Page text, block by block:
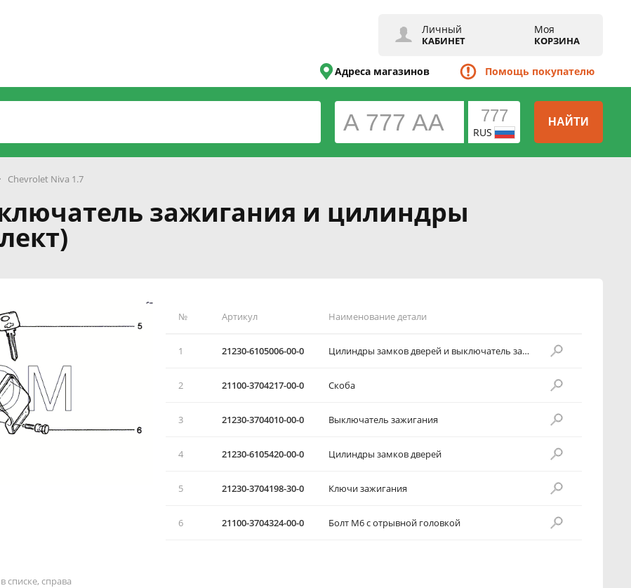
Личный
КАБИНЕТ
Моя
КОРЗИНА
Адреса магазинов Помощь покупателю
RUS
НАЙТИ
Chevrolet Niva 1.7
зажигания и цилиндры
№ Артикул Наименование детали
1 21230-6105006-00-0 Цилиндры замков дверей и выключатель зажигания
2 21100-3704217-00-0 Скоба
3 21230-3704010-00-0 Выключатель зажигания
4 21230-6105420-00-0 Цилиндры замков дверей
5 21230-3704198-30-0 Ключи зажигания
6 21100-3704324-00-0 Болт М6 с отрывной головкой
списке, справа